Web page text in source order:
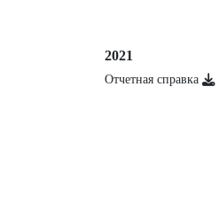
2021
Отчетная справка